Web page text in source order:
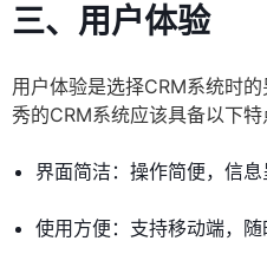
三、用户体验
用户体验是选择CRM系统时
秀的CRM系统应该具备以下特
界面简洁：操作简便，信息
使用方便：支持移动端，随